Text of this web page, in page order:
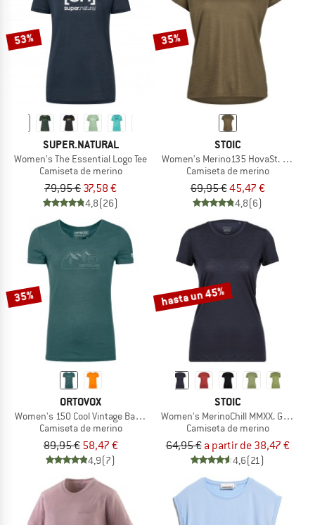
53%
SUPER.NATURAL
Women's The Essential Logo Tee
Camiseta de merino
79,95 € 37,58 €
4,8(26)
35%
STOIC
Women's Merino135 HovaSt. T-Shirt
Camiseta de merino
69,95 €45,47 €
4,8(6)
35%
ORTOVOX
Women's 150 Cool Vintage Badge T-Shirt
Camiseta de merino
89,95 € 58,47 €
4,9(7)
hasta un 45%
STOIC
Women's MerinoChill MMXX. Göteborg
Camiseta de merino
64,95 € a partir de 38,47 €
4,6(21)